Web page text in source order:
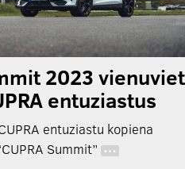
2023 vienuviet
entuziastus
entuziastu kopiena
Summit” …